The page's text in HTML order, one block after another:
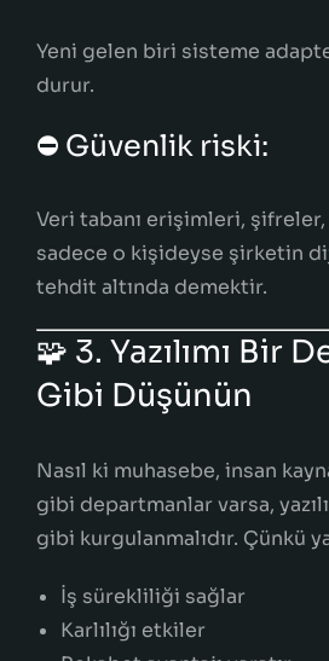
Yeni gelen biri sisteme
durur.
⛔ Güvenlik riski:
Veri tabanı erişimleri,
sadece o kişideyse şirketin
tehdit altında demektir.
🧩 3. Yazılımı Bir
Gibi Düşünün
Nasıl ki muhasebe, insan
gibi departmanlar varsa,
gibi kurgulanmalıdır. Çünkü
İş sürekliliği sağlar
Karlılığı etkiler